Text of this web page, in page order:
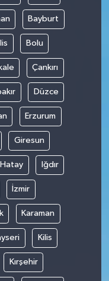
Bayburt
Bolu
Çankırı
Düzce
Erzurum
Giresun
Hatay Iğdır
İzmir
Karaman
Kilis
Kırşehir